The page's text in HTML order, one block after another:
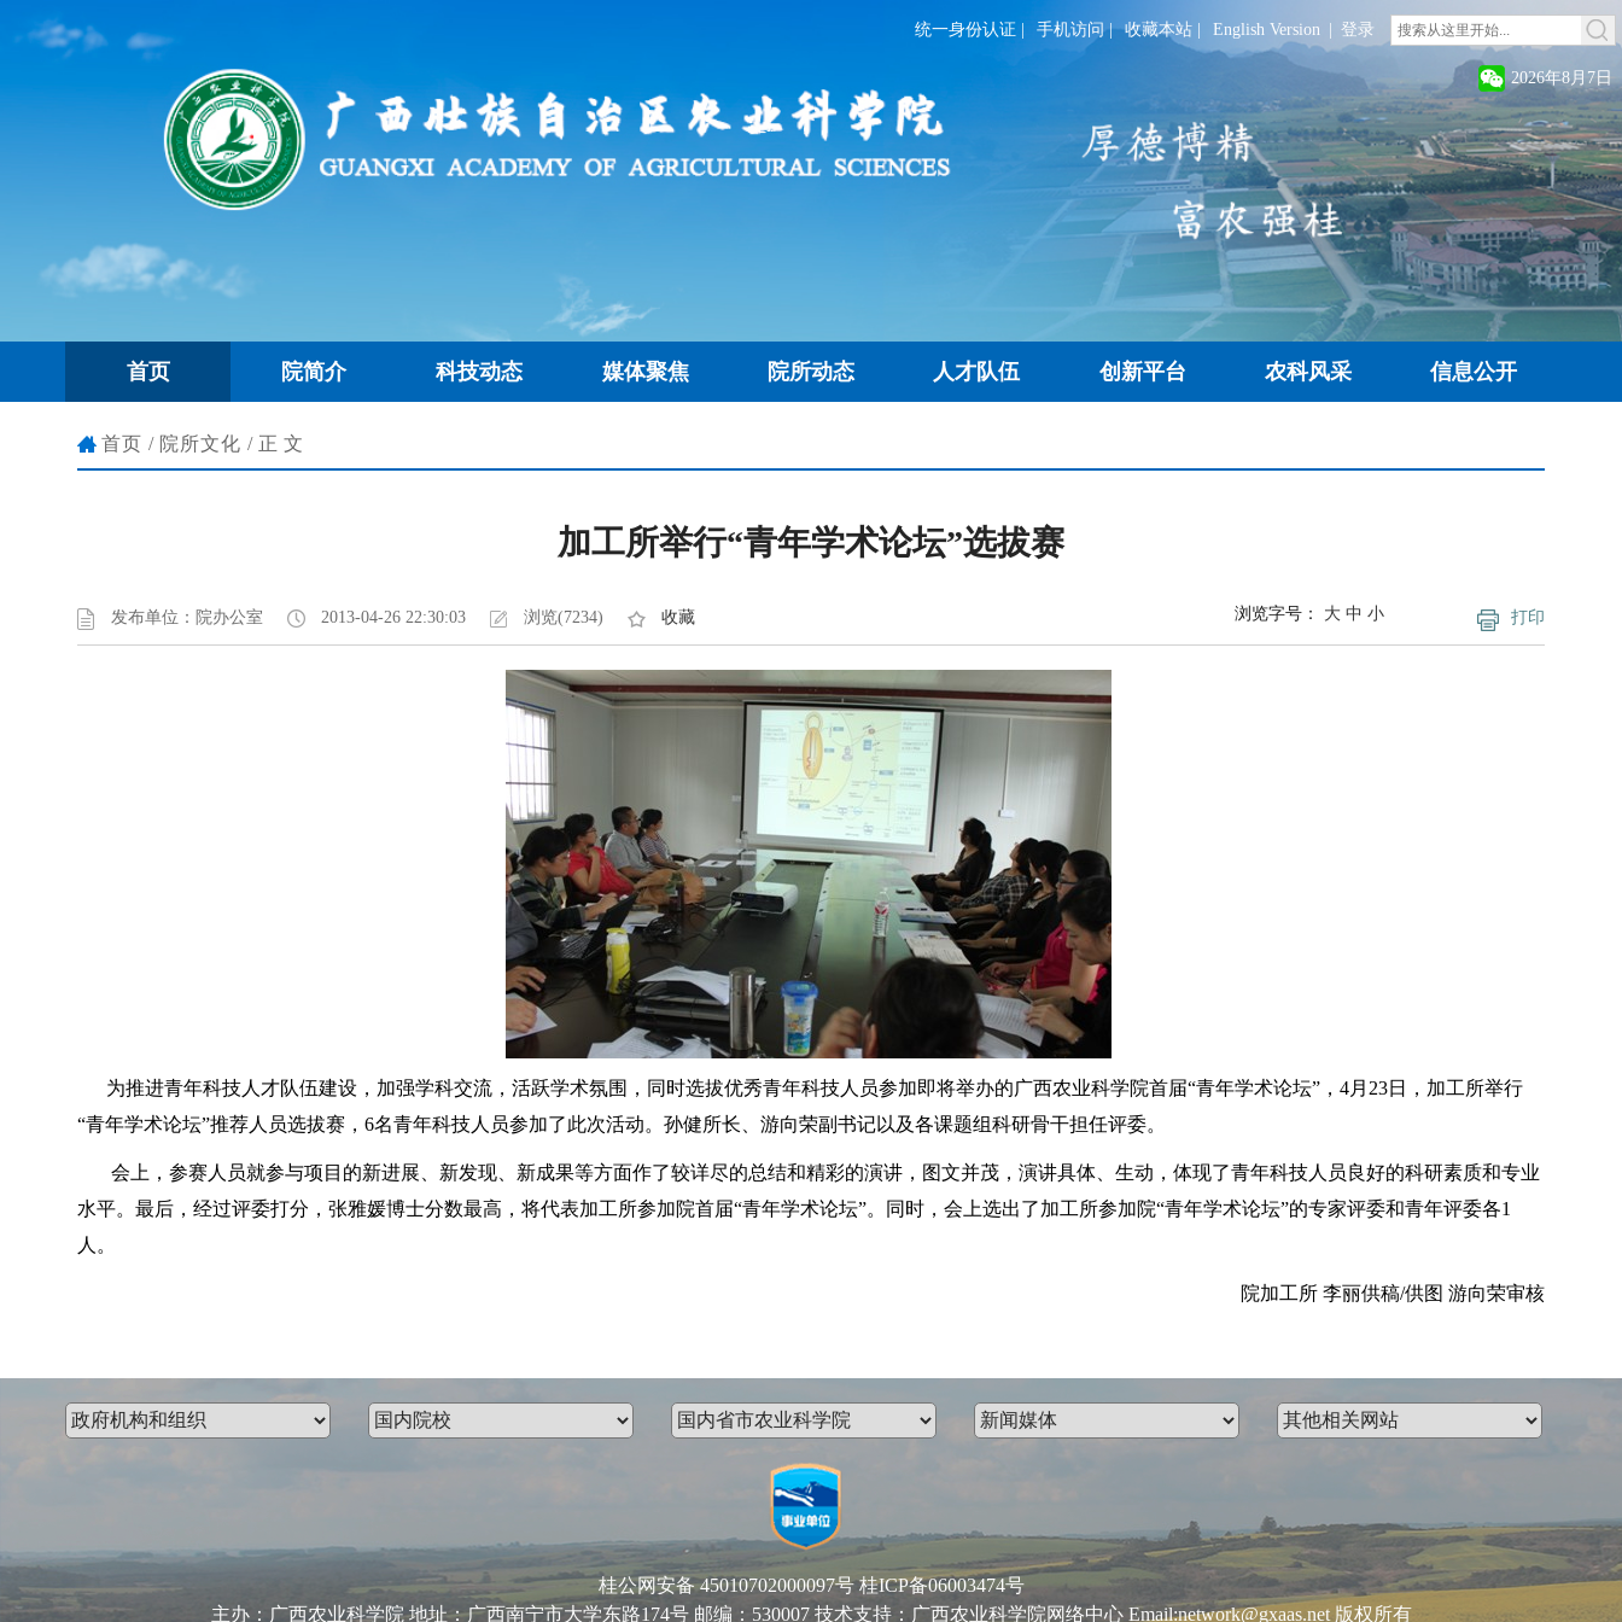
统一身份认证 手机访问| 收藏本站 English Version 登录
2026年8月7日
首页 院简介 科技动态 媒体聚焦 院所动态 人才队伍 创新平台 农科风采 信息公开
首页 / 院所文化 /正文
加工所举行“青年学术论坛”选拔赛
发布单位：院办公室 2013-04-26 22:30:03 浏览(7234) 收藏 打印
浏览字号： 大 中 小
为推进青年科技人才队伍建设，加强学科交流，活跃学术氛围，同时选拔优秀青年科技人员参加即将举办的广西农业科学院首届“青年学术论坛”，4月23日，加工所举行
“青年学术论坛”推荐人员选拔赛，6名青年科技人员参加了此次活动。孙健所长、游向荣副书记以及各课题组科研骨干担任评委。
会上，参赛人员就参与项目的新进展、新发现、新成果等方面作了较详尽的总结和精彩的演讲，图文并茂，演讲具体、生动，体现了青年科技人员良好的科研素质和专业
水平。最后，经过评委打分，张雅媛博士分数最高，将代表加工所参加院首届“青年学术论坛”。同时，会上选出了加工所参加院“青年学术论坛”的专家评委和青年评委各1
人。
院加工所 李丽供稿/供图 游向荣审核
桂公网安备 45010702000097号 桂ICP备06003474号
主办：广西农业科学院 地址：广西南宁市大学东路174号 邮编：530007 技术支持：广西农业科学院网络中心 Email:network@gxaas.net 版权所有